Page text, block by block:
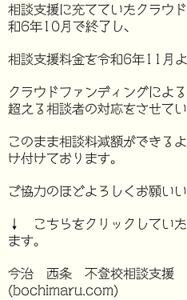
相談支援に充てていたクラウ
和6年10月で終了し、
相談支援料金を令和6年11月
クラウドファンディングによ
超える相談者の対応をさせてい
このまま相談料減額ができる
け付けております。
ご協力のほどよろしくお願いい
↓ こちらをクリックしていた
ます。
今治 西条 不登校相談支援
(bochimaru.com)